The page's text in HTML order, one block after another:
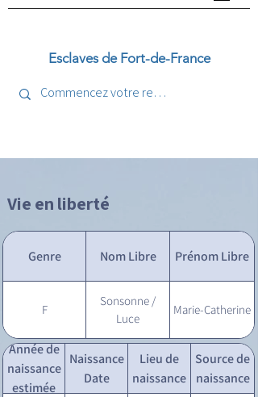
Esclaves de Fort-de-France
Vie en liberté
Genre Nom Libre Prénom Libre
F
Sonsonne /
Luce
Marie-Catherine
Année de
naissance
estimée
Naissance
Date
Lieu de
naissance
Source de
naissance